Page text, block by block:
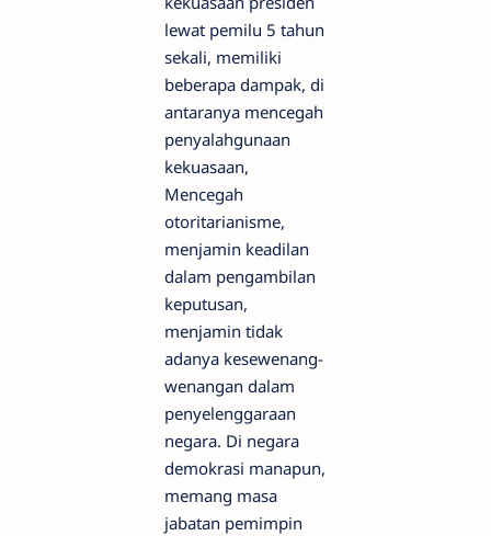
lewat pemilu 5 tahun
sekali, memiliki
beberapa dampak, di
antaranya mencegah
penyalahgunaan
kekuasaan,
Mencegah
otoritarianisme,
menjamin keadilan
dalam pengambilan
keputusan,
menjamin tidak
adanya kesewenang-
wenangan dalam
penyelenggaraan
negara. Di negara
demokrasi manapun,
memang masa
jabatan pemimpin